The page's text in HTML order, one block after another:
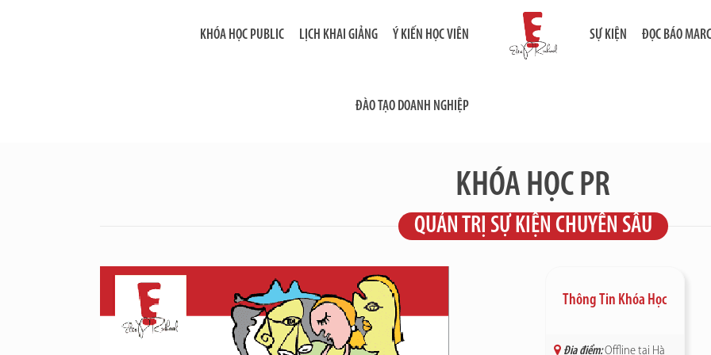
KHÓA HỌC PUBLIC LỊCH KHAI GIẢNG Ý KIẾN HỌC VIÊN
ĐÀO TẠO DOANH NGHIỆP
SỰ KIỆN ĐỌC BÁO
KHÓA HỌC PR
QUẢN TRỊ SỰ KIỆN CHUYÊN SÂU
Thông Tin Khóa Học
Địa điểm:Offline tại Hà